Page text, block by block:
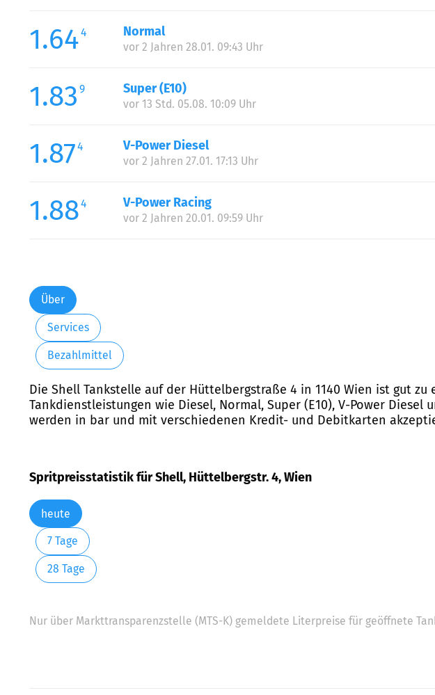
Samstag:
Sonntag:
1.644 Normal
vor 2 Jahren 28.01. 09:43 Uhr
1.83 9 Super (E10)
vor 13 Std. 05.08. 10:09 Uhr
1.874 V-Power Diesel
vor 2 Jahren 27.01. 17:13 Uhr
1.884 V-Power Racing
vor 2 Jahren 20.01. 09:59 Uhr
Über
Services
Bezahlmittel
Die Shell Tankstelle auf der Hüttelbergstraße 4 in 1140 Wien ist gut
Tankdienstleistungen wie Diesel, Normal, Super (E10), V-Power Diesel
werden in bar und mit verschiedenen Kredit- und Debitkarten
Spritpreisstatistik für Shell, Hüttelbergstr. 4, Wien
heute
7 Tage
28 Tage
Nur über Markttransparenzstelle (MTS-K) gemeldete Literpreise für geöffnete